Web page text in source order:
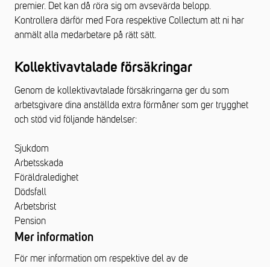
premier. Det kan då röra sig om avsevärda belopp.
Kontrollera därför med Fora respektive Collectum att ni har
anmält alla medarbetare på rätt sätt.
Kollektivavtalade försäkringar
Genom de kollektivavtalade försäkringarna ger du som
arbetsgivare dina anställda extra förmåner som ger trygghet
och stöd vid följande händelser:
Sjukdom
Arbetsskada
Föräldraledighet
Dödsfall
Arbetsbrist
Pension
Mer information
För mer information om respektive del av de